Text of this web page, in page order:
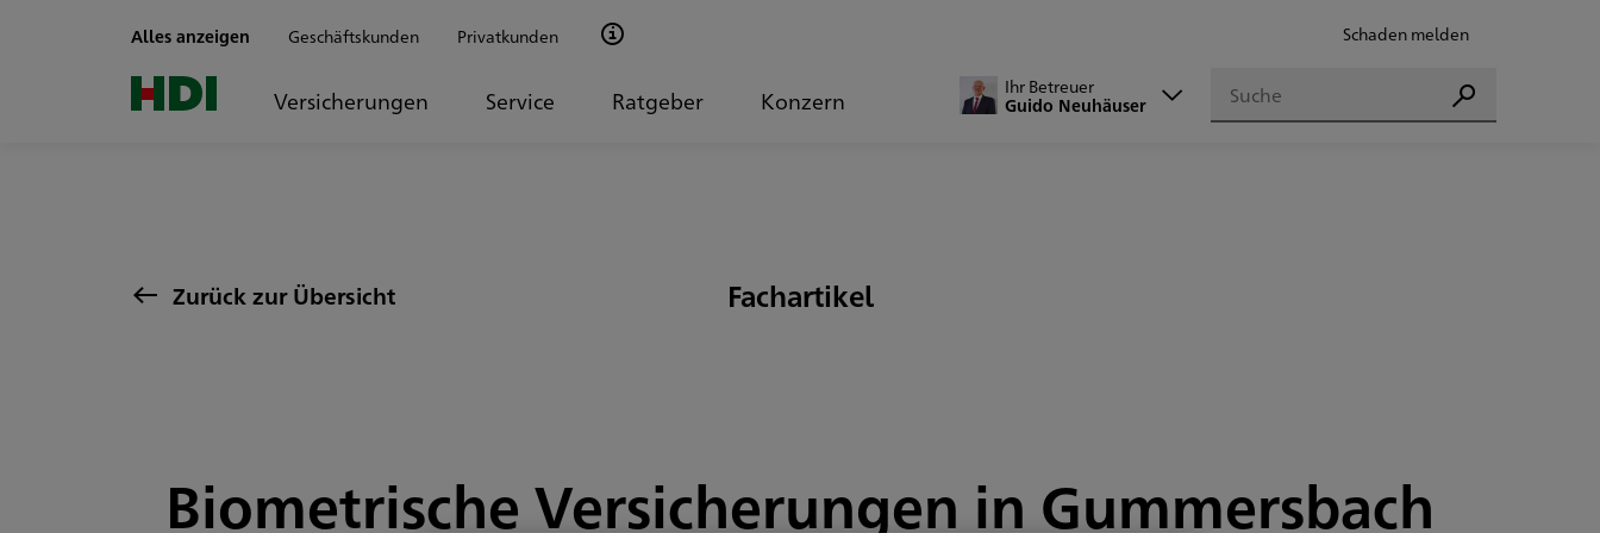
Alles anzeigen Geschäftskunden Privatkunden Schaden melden
Versicherungen Service Ratgeber Konzern
Ihr Betreuer
Guido Neuhäuser
Suchen
Suchen
Zurück zur Übersicht Fachartikel
Biometrische Versicherungen in Gummersbach